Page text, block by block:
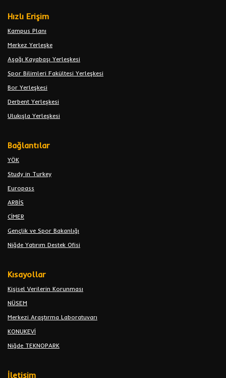
Hızlı Erişim
Kampus Planı
Merkez Yerleşke
Aşağı Kayabaşı Yerleşkesi
Spor Bilimleri Fakültesi Yerleşkesi
Bor Yerleşkesi
Derbent Yerleşkesi
Ulukışla Yerleşkesi
Bağlantılar
YÖK
Study in Turkey
Europass
ARBİS
CİMER
Gençlik ve Spor Bakanlığı
Niğde Yatırım Destek Ofisi
Kısayollar
Kişisel Verilerin Korunması
NÜSEM
Merkezi Araştırma Laboratuvarı
KONUKEVİ
Niğde TEKNOPARK
İletişim